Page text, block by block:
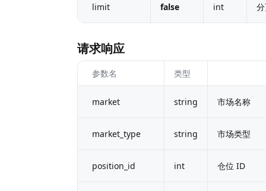
limit false int
请求响应
参数名 类型
market string 市场名称
market_type string 市场类型
position_id int 仓位 ID